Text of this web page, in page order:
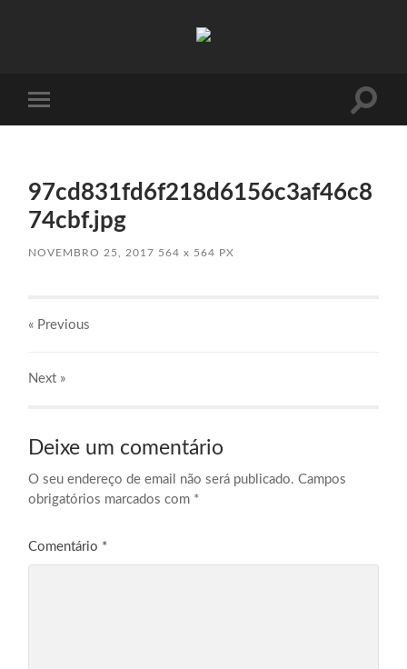
mobile
Toggle
97cd831fd6f218d6156c3af46c8
74cbf.jpg
NOVEMBRO 25, 2017 564x 564 PX
« Previous
Next »
Deixe um comentário
O seu endereço de email não será publicado. Campos
obrigatórios marcados com *
Comentário *